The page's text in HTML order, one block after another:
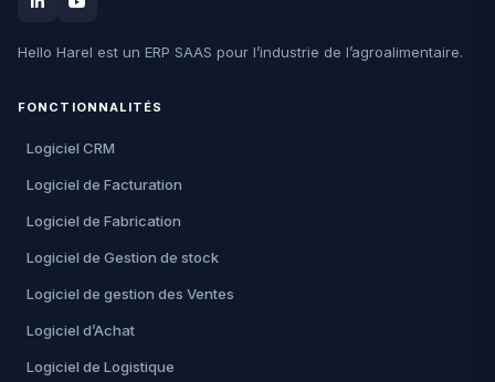
Hello Harel est un ERP SAAS pour l’industrie de l’agroalimentaire.
FONCTIONNALITÉS
Logiciel CRM
Logiciel de Facturation
Logiciel de Fabrication
Logiciel de Gestion de stock
Logiciel de gestion des Ventes
Logiciel d’Achat
Logiciel de Logistique